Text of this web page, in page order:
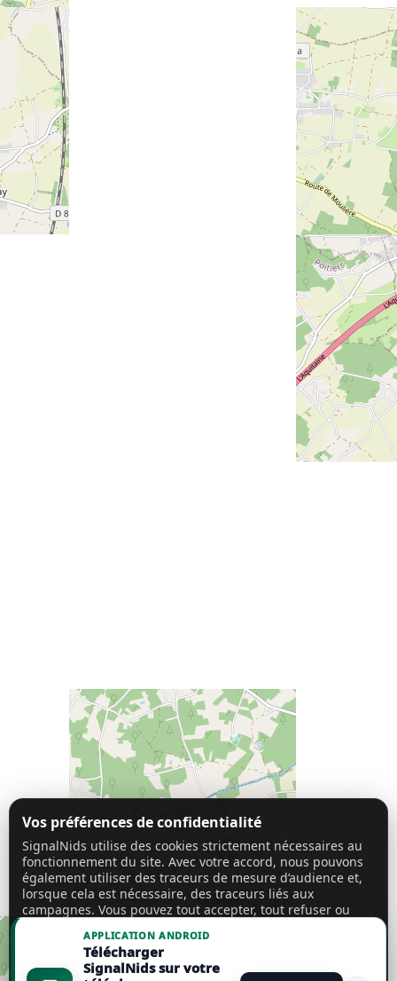
APPLICATION ANDROID
Télécharger
SignalNids sur votre
Vos préférences de confidentialité
SignalNids utilise des cookies strictement nécessaires au
fonctionnement du site. Avec votre accord, nous pouvons
également utiliser des traceurs de mesure d’audience et,
lorsque cela est nécessaire, des traceurs liés aux
campagnes. Vous pouvez tout accepter, tout refuser ou
Tout accepter